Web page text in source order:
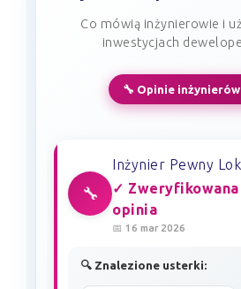
Co mówią inżynierowie i
inwestycjach
🔧 Opinie inżynierów
🔧
Inżynier Pewny
✓ Zweryfikowana
opinia
📅 16 mar 2026
🔍 Znalezione usterki: